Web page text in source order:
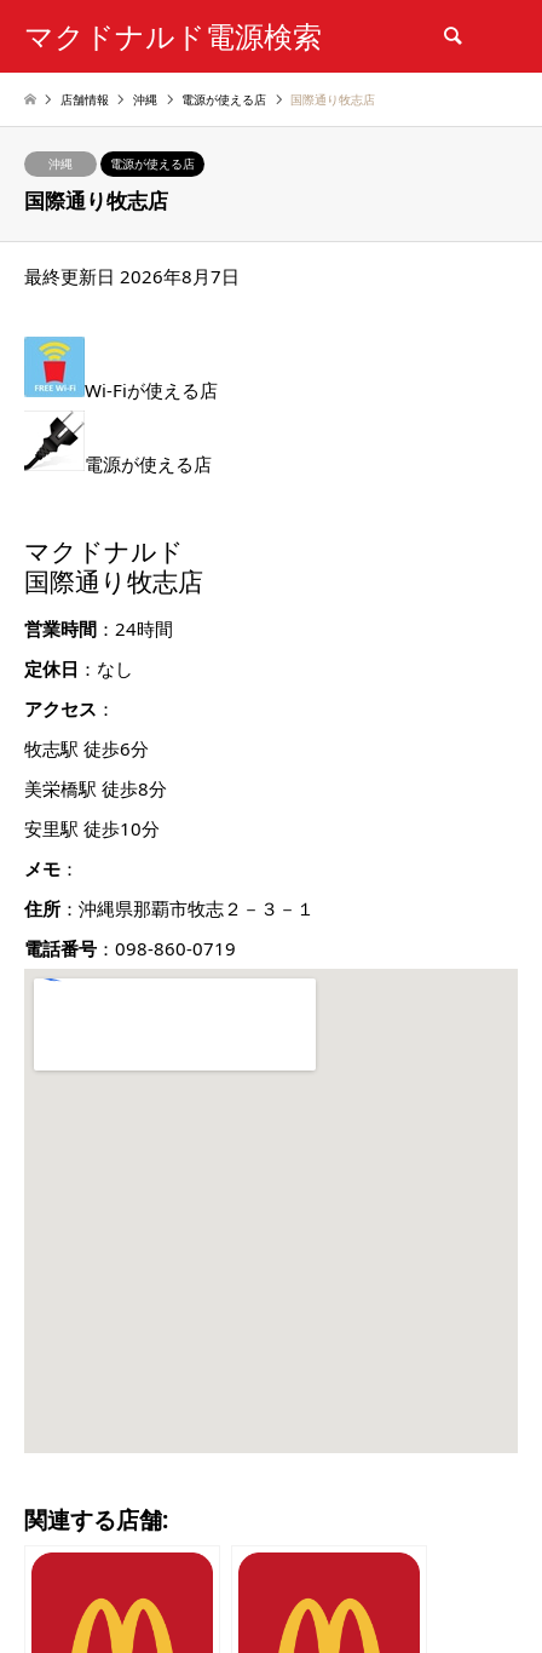
マクドナルド電源検索
店舗情報 沖縄 電源が使える店 国際通り牧志店
沖縄 電源が使える店
国際通り牧志店
最終更新日 2026年8月7日
Wi-Fiが使える店
電源が使える店
マクドナルド
国際通り牧志店
営業時間 ：24時間
定休日 ：なし
アクセス ：
牧志駅 徒歩6分
美栄橋駅 徒歩8分
安里駅 徒歩10分
メモ ：
住所 ：沖縄県那覇市牧志２－３－１
電話番号 ：098-860-0719
関連する店舗: